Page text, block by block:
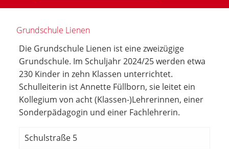
Grundschule Lienen
Die Grundschule Lienen ist eine zweizügige
Grundschule. Im Schuljahr 2024/25 werden etwa
230 Kinder in zehn Klassen unterrichtet.
Schulleiterin ist Annette Füllborn, sie leitet ein
Kollegium von acht (Klassen-)Lehrerinnen, einer
Sonderpädagogin und einer Fachlehrerin.
Schulstraße 5